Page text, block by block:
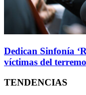
Dedican Sinfonía
víctimas del
TENDENCIAS